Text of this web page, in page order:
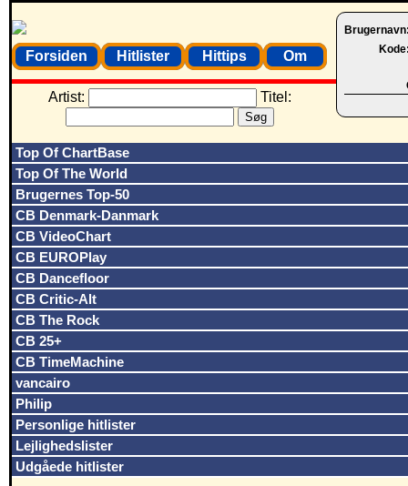
Forsiden Hitlister Hittips Om
Artist: Titel:
Top Of ChartBase
Top Of The World
Brugernes Top-50
CB Denmark-Danmark
CB VideoChart
CB EUROPlay
CB Dancefloor
CB Critic-Alt
CB The Rock
CB 25+
CB TimeMachine
vancairo
Philip
Personlige hitlister
Lejlighedslister
Udgåede hitlister